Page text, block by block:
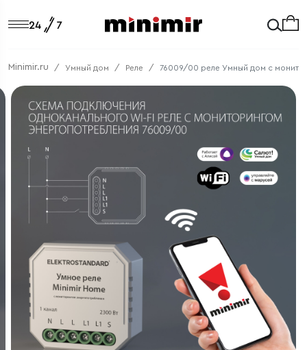
Minimir.ru Умный дом Реле 76009/00 реле Умный дом с